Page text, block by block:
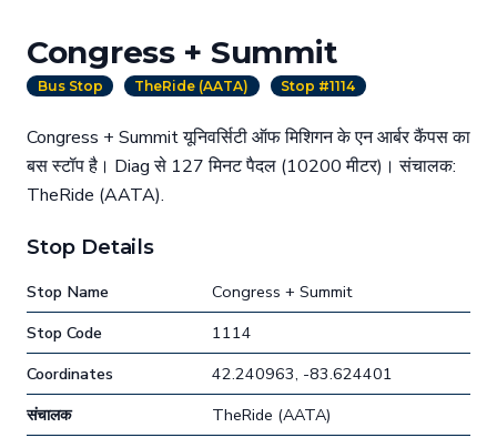
Congress + Summit
Bus Stop TheRide (AATA) Stop #1114
Congress + Summit यूनिवर्सिटी ऑफ मिशिगन के एन आर्बर कैंपस का
बस स्टॉप है। Diag से 127 मिनट पैदल (10200 मीटर)। संचालक:
TheRide (AATA).
Stop Details
Stop Name
Congress + Summit
Stop Code
1114
Coordinates
42.240963, -83.624401
संचालक
TheRide (AATA)